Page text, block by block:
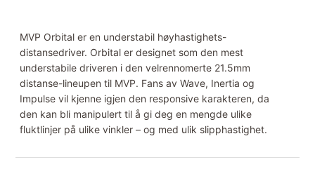
MVP Orbital er en understabil høyhastighets-
distansedriver. Orbital er designet som den mest
understabile driveren i den velrennomerte 21.5mm
distanse-lineupen til MVP. Fans av Wave, Inertia og
Impulse vil kjenne igjen den responsive karakteren, da
den kan bli manipulert til å gi deg en mengde ulike
fluktlinjer på ulike vinkler – og med ulik slipphastighet.